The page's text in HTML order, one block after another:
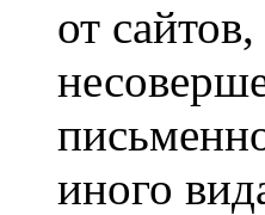
от
иного